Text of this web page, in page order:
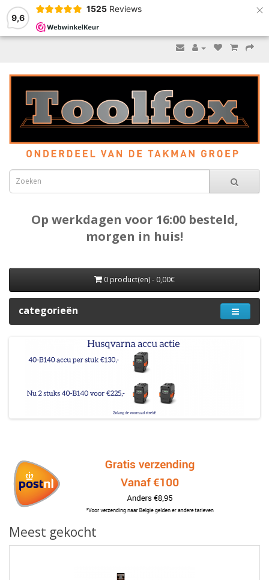
9,6
1525 Reviews ×
Op werkdagen voor 16:00 besteld,
morgen in huis!
0 product(en) - 0,00€
categorieën
Meest gekocht